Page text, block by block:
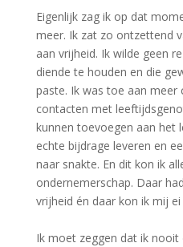
Eigenlijk zag ik op dat
meer. Ik zat zo ontzettend
aan vrijheid. Ik wilde geen
diende te houden en die
paste. Ik was toe aan meer
contacten met
kunnen toevoegen aan het
echte bijdrage leveren en
naar snakte. En dit kon ik
ondernemerschap. Daar
vrijheid én daar kon ik mij
Ik moet zeggen dat ik nooit